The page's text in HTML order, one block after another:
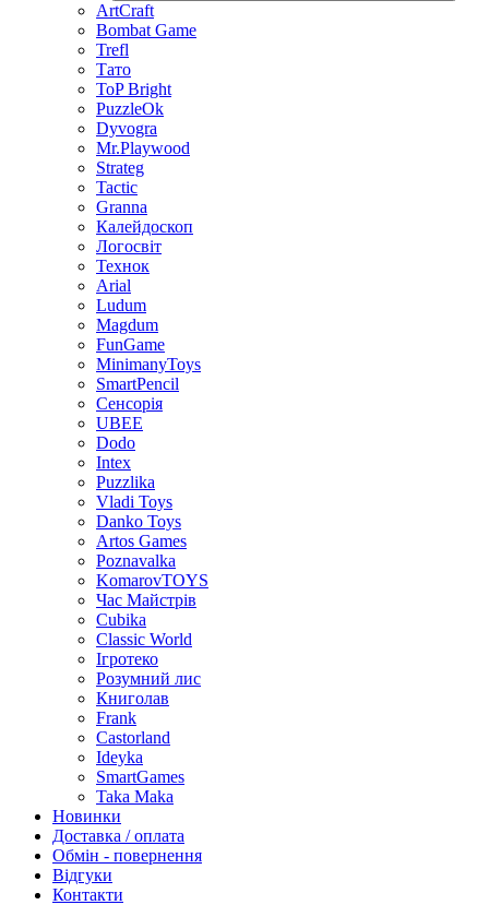
ArtCraft
Bombat Game
Trefl
Тато
ToP Bright
PuzzleOk
Dyvogra
Mr.Playwood
Strateg
Tactic
Granna
Калейдоскоп
Логосвіт
Технок
Arial
Ludum
Magdum
FunGame
MinimanyToys
SmartPencil
Сенсорія
UBEE
Dodo
Intex
Puzzlika
Vladi Toys
Danko Toys
Artos Games
Poznavalka
KomarovTOYS
Час Майстрів
Cubika
Classic World
Ігротеко
Розумний лис
Книголав
Frank
Castorland
Ideyka
SmartGames
Taka Maka
Новинки
Доставка / оплата
Обмін - повернення
Відгуки
Контакти